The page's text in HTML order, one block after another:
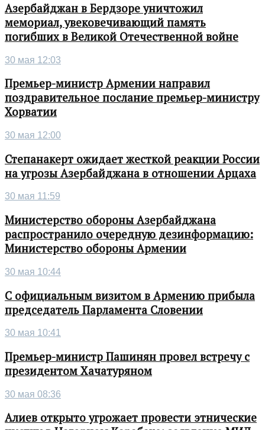
Азербайджан в Бердзоре уничтожил
мемориал, увековечивающий память
погибших в Великой Отечественной войне
30 мая 12:03
Премьер-министр Армении направил
поздравительное послание премьер-министру
Хорватии
30 мая 12:00
Степанакерт ожидает жесткой реакции России
на угрозы Азербайджана в отношении Арцаха
30 мая 11:59
Министерство обороны Азербайджана
распространило очередную дезинформацию:
Министерство обороны Армении
30 мая 10:44
С официальным визитом в Армению прибыла
председатель Парламента Словении
30 мая 10:41
Премьер-министр Пашинян провел встречу с
президентом Хачатуряном
30 мая 08:36
Алиев открыто угрожает провести этнические